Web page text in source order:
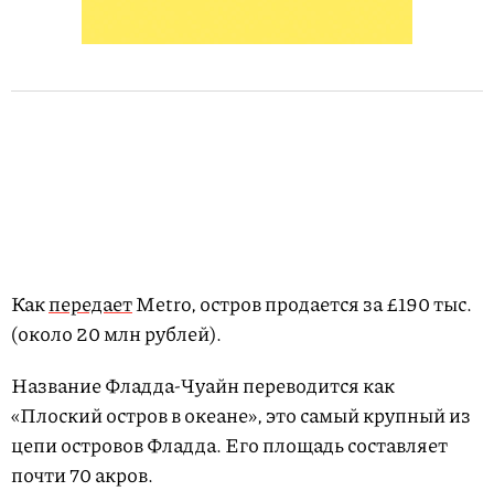
КакпередаетMetro, остров продается за £190 тыс.
(около 20 млн рублей).
Название Фладда-Чуайн переводится как
«Плоский остров в океане», это самый крупный из
цепи островов Фладда. Его площадь составляет
почти 70 акров.